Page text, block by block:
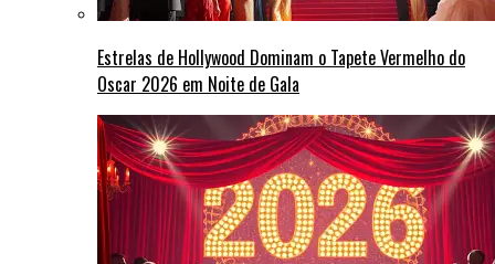
Estrelas de Hollywood Dominam o Tapete Vermelho do
Oscar 2026 em Noite de Gala